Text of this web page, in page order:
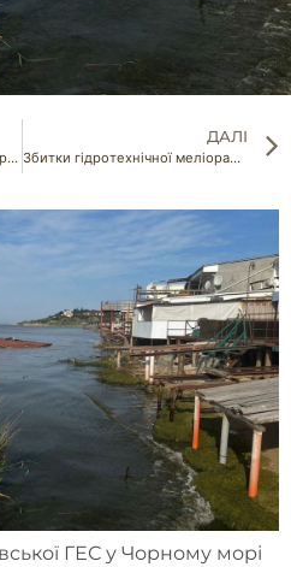
На плантації нацпарку Синевир вирощують екочаї
ДАЛІ
Збитки гідротехнічної меліорації вже сягнули понад 150 млрд грн
ГЕС у Чорному морі